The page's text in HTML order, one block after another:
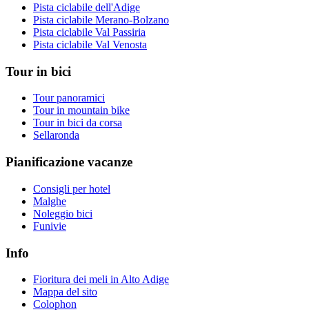
Pista ciclabile dell'Adige
Pista ciclabile Merano-Bolzano
Pista ciclabile Val Passiria
Pista ciclabile Val Venosta
Tour in bici
Tour panoramici
Tour in mountain bike
Tour in bici da corsa
Sellaronda
Pianificazione vacanze
Consigli per hotel
Malghe
Noleggio bici
Funivie
Info
Fioritura dei meli in Alto Adige
Mappa del sito
Colophon